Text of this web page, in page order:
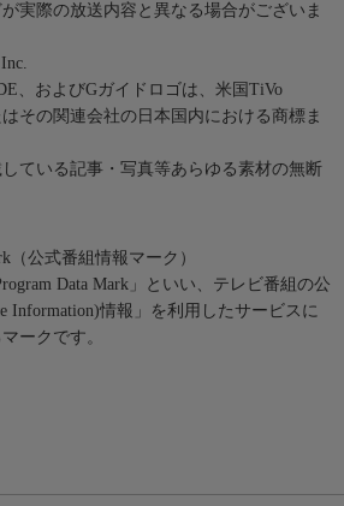
実際の放送内容と異なる場合がございま
、およびGガイドロゴは、米国TiVo
その関連会社の日本国内における商標ま
ている記事・写真等あらゆる素材の無断
（公式番組情報マーク）
Data Mark」といい、テレビ番組の公
Information)情報」を利用したサービスに
ークです。